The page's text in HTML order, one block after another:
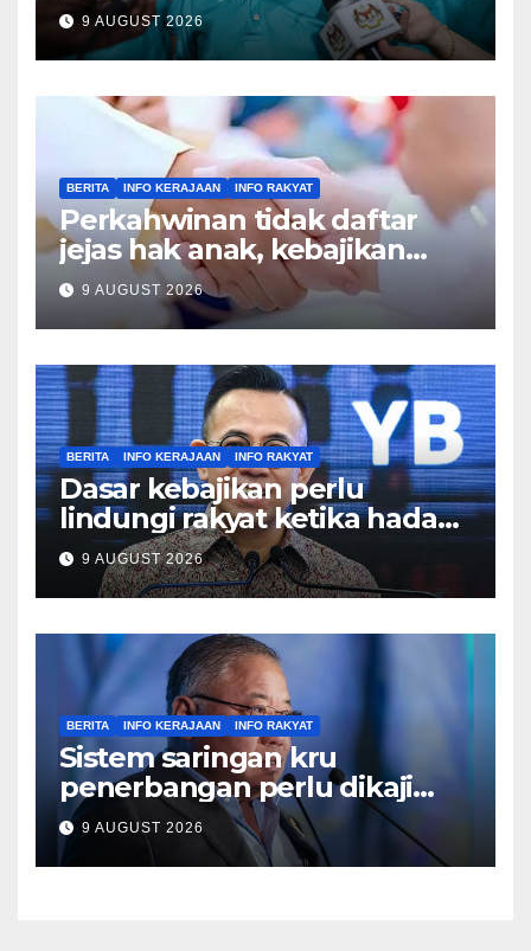
tertinggi dalam Belanjawan
2027 – Ahmad Maslan
9 AUGUST 2026
BERITA INFO KERAJAAN INFO RAKYAT
Perkahwinan tidak daftar
jejas hak anak, kebajikan
keluarga – Zulkifli
9 AUGUST 2026
BERITA INFO KERAJAAN INFO RAKYAT
Dasar kebajikan perlu
lindungi rakyat ketika hadapi
kesusahan – Sim
9 AUGUST 2026
BERITA INFO KERAJAAN INFO RAKYAT
Sistem saringan kru
penerbangan perlu dikaji
semula, pulihkan keyakinan
penumpang – Tiong
9 AUGUST 2026